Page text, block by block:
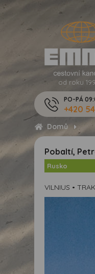
od roku
PO-PÁ
+420
Domů
Pobaltí,
Rusko
VILNIUS •